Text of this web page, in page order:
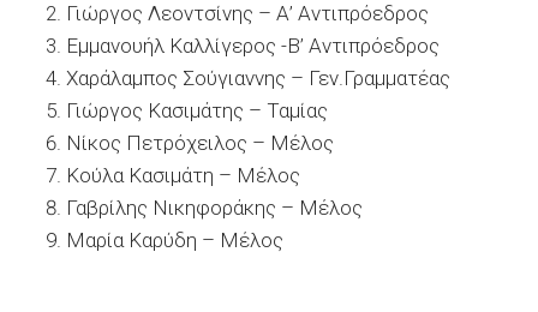
Γιώργος Λεοντσίνης – Α’ Αντιπρόεδρος
Εμμανουήλ Καλλίγερος -Β’ Αντιπρόεδρος
Χαράλαμπος Σούγιαννης – Γεν.Γραμματέας
Γιώργος Κασιμάτης – Ταμίας
Νίκος Πετρόχειλος – Μέλος
Κούλα Κασιμάτη – Μέλος
Γαβρίλης Νικηφοράκης – Μέλος
Μαρία Καρύδη – Μέλος